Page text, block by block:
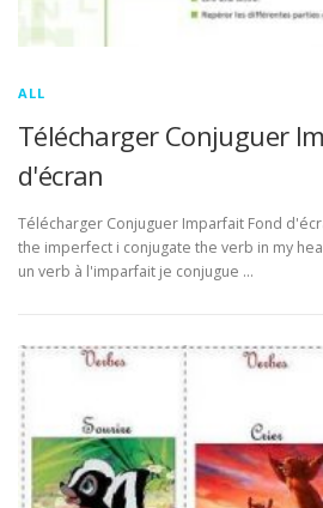
ALL
Télécharger Conjuguer
d'écran
Télécharger Conjuguer Imparfait Fond
the imperfect i conjugate the verb in my
un verb à l'imparfait je conjugue …